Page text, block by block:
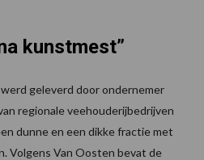
kunstmest”
geleverd door ondernemer
regionale veehouderijbedrijven
dunne en een dikke fractie met
Volgens Van Oosten bevat de